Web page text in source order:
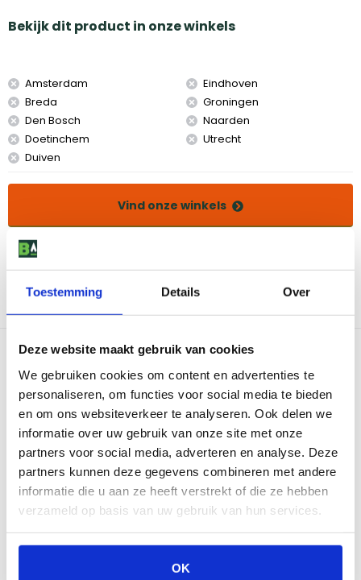
Toestemming Details Over
Deze website maakt gebruik van cookies
We gebruiken cookies om content en advertenties te
personaliseren, om functies voor social media te bieden
en om ons websiteverkeer te analyseren. Ook delen we
informatie over uw gebruik van onze site met onze
partners voor social media, adverteren en analyse. Deze
partners kunnen deze gegevens combineren met andere
informatie die u aan ze heeft verstrekt of die ze hebben
verzameld op basis van uw gebruik van hun services.
OK
Bekijk dit product in onze winkels
Amsterdam
Breda
Den Bosch
Doetinchem
Duiven
Eindhoven
Groningen
Naarden
Utrecht
Vind onze winkels
Reviews
Er zijn nog geen reviews voor dit
Schrijf een